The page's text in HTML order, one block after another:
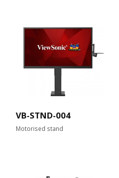
VB-STND-004
Motorised stand